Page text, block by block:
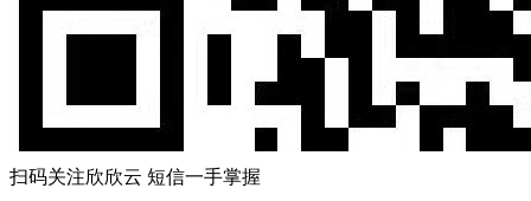
扫码关注欣欣云 短信一手掌握